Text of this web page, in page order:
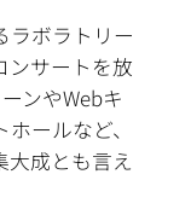
ラボラトリー
ンサートを放
ンやWebキ
ールなど、
大成とも言え